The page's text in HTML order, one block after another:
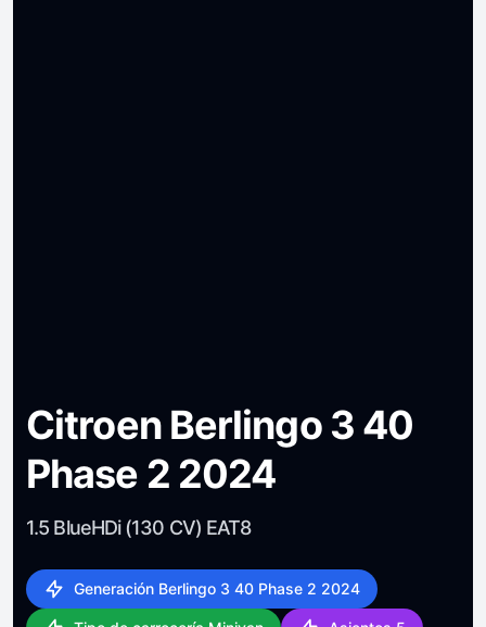
Citroen Berlingo 3 40
Phase 2 2024
1.5 BlueHDi (130 CV) EAT8
Generación Berlingo 3 40 Phase 2 2024